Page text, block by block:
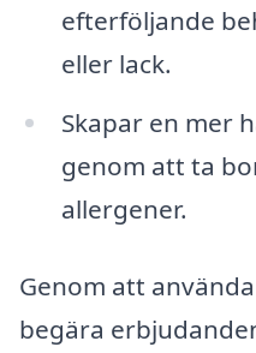
efterföljande
eller lack.
Skapar en mer
genom att ta
allergener.
Genom att
begära